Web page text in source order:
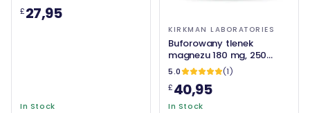
£27,95
In Stock
KIRKMAN LABORATORIES
Buforowany tlenek
magnezu 180 mg, 250
kapsułek - Kirkman Labs
(hipoalergiczne)
5.0
(1)
£40,95
In Stock